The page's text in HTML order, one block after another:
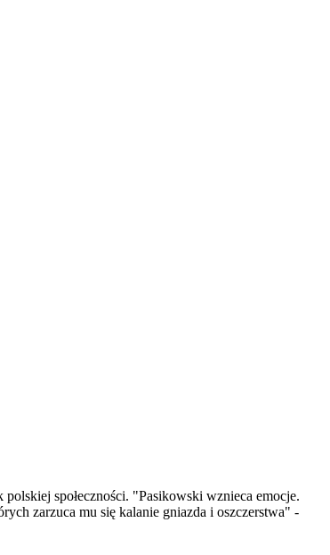
społeczności. "Pasikowski wznieca emocje.
zarzuca mu się kalanie gniazda i oszczerstwa" -